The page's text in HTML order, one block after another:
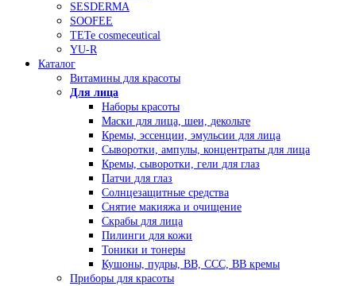
SESDERMA
SOOFEE
TETe cosmeceutical
YU-R
Каталог
Витамины для красоты
Для лица
Наборы красоты
Маски для лица, шеи, декольте
Кремы, эссенции, эмульсии для лица
Сыворотки, ампулы, концентраты для лица
Кремы, сыворотки, гели для глаз
Патчи для глаз
Солнцезащитные средства
Снятие макияжа и очищение
Скрабы для лица
Пилинги для кожи
Тоники и тонеры
Кушоны, пудры, ВВ, ССС, ВВ кремы
Приборы для красоты